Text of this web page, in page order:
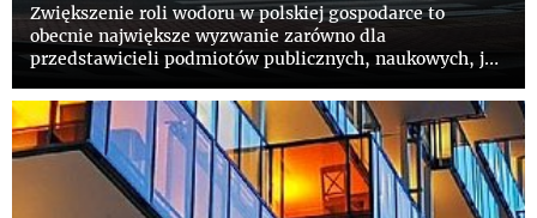
Zwiększenie roli wodoru w polskiej gospodarce to
obecnie największe wyzwanie zarówno dla
przedstawicieli podmiotów publicznych, naukowych, jak
rozwoju tego sektora, firma Sescom oraz SES Hydrogen
zawarła wraz z innymi p...